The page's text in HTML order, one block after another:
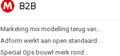
B2B
Marketing mix modelling terug van...
Adform werkt aan open standaard...
Special Ops bouwt merk rond...